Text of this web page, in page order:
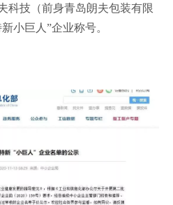
科技（前身青岛朗夫包装有限
小巨人”企业称号。